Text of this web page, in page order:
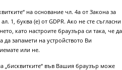
на основание чл. 4а от Закона за
1, буква (е) от GDPR. Ако не сте съгласни
като настроите браузъра си така, че да
запамети на устройството Ви
или не.
„бисквитките“ във Вашия браузър може